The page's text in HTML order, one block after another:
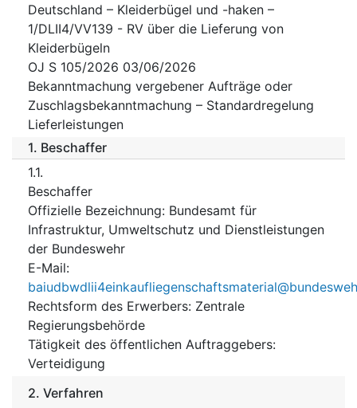
Deutschland – Kleiderbügel und -haken –
1/DLII4/VV139 - RV über die Lieferung von
Kleiderbügeln
OJ S 105/2026 03/06/2026
Bekanntmachung vergebener Aufträge oder
Zuschlagsbekanntmachung – Standardregelung
Lieferleistungen
1. Beschaffer
1.1.
Beschaffer
Offizielle Bezeichnung: Bundesamt für
Infrastruktur, Umweltschutz und Dienstleistungen
der Bundeswehr
E-Mail:
Rechtsform des Erwerbers: Zentrale
Regierungsbehörde
Tätigkeit des öffentlichen Auftraggebers:
Verteidigung
2. Verfahren